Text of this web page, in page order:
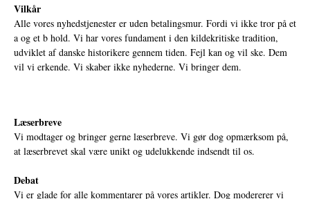
Vilkår
Alle vores nyhedstjenester er uden betalingsmur. Fordi vi ikke tror på et
a og et b hold. Vi har vores fundament i den kildekritiske tradition,
udviklet af danske historikere gennem tiden. Fejl kan og vil ske. Dem
vil vi erkende. Vi skaber ikke nyhederne. Vi bringer dem.
Læserbreve
Vi modtager og bringer gerne læserbreve. Vi gør dog opmærksom på,
at læserbrevet skal være unikt og udelukkende indsendt til os.
Debat
Vi er glade for alle kommentarer på vores artikler. Dog modererer vi